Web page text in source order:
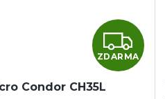
Z
D
ZDARMA
Condor CH35L